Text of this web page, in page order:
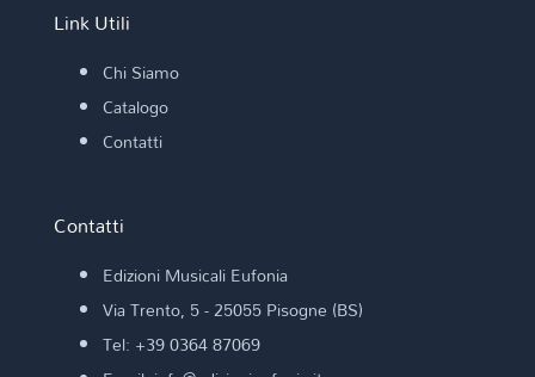
Link Utili
Chi Siamo
Catalogo
Contatti
Contatti
Edizioni Musicali Eufonia
Via Trento, 5 - 25055 Pisogne (BS)
Tel: +39 0364 87069